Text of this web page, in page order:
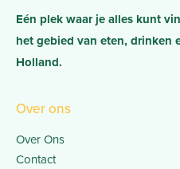
Eén plek waar je alles kunt
het gebied van eten, drinken
Holland.
Over ons
Over Ons
Contact